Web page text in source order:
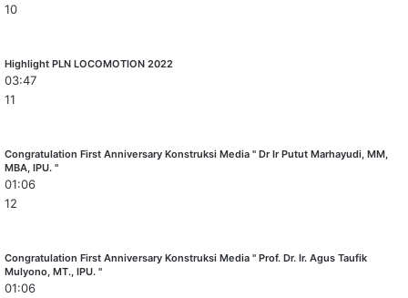
10
Highlight PLN LOCOMOTION 2022
03:47
11
Congratulation First Anniversary Konstruksi Media " Dr Ir Putut Marhayudi, MM,
MBA, IPU. "
01:06
12
Congratulation First Anniversary Konstruksi Media " Prof. Dr. Ir. Agus Taufik
Mulyono, MT., IPU. "
01:06